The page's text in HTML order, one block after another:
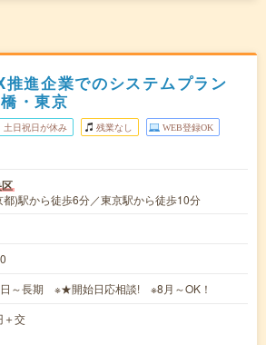
推進企業でのシステムプラン
・東京
土日祝日が休み 残業なし WEB登録OK
都)駅から徒歩6分／東京駅から徒歩10分
日～長期 ※★開始日応相談! ※8月～OK！
＋交